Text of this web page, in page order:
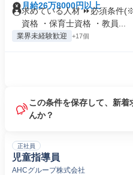
月給26万8000円以上
求めている人材 ⏩必須条件
資格 ・保育士資格 ・教員...
業界未経験歓迎 +17個
この条件を保存して、新着
んか？
正社員
児童指導員
AHCグループ株式会社